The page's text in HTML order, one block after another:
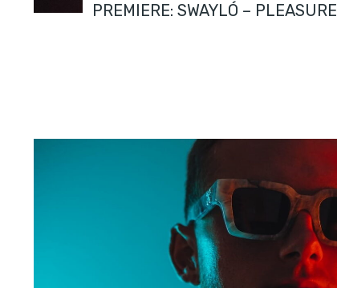
PREMIERE: SWAYLÓ – PLEASURE